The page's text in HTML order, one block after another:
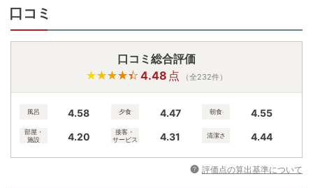
口コミ
口コミ総合評価
4.48 点 （全232件）
風呂 4.58 夕食 4.47 朝食 4.55
部屋・
施設
4.20
接客・
サービス
4.31 清潔さ 4.44
評価点の算出基準について